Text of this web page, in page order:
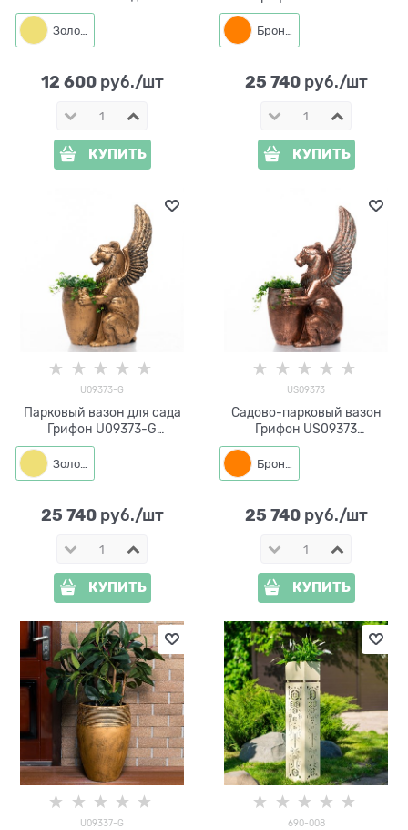
12 600 руб./шт
КУПИТЬ
стеклопластик под бронзу
25 740 руб./шт
КУПИТЬ
U09373-G
Парковый вазон для сада
Грифон U09373-G
стеклопластик под золото
25 740 руб./шт
КУПИТЬ
US09373
Садово-парковый вазон
Грифон US09373
стеклопластик под бронзу
25 740 руб./шт
КУПИТЬ
U09337-G 690-008